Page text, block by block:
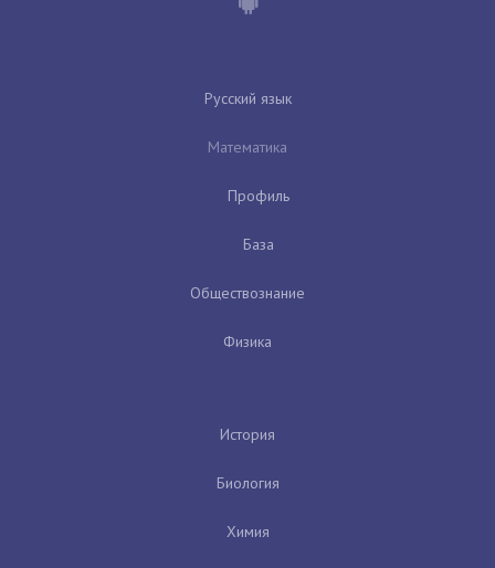
Русский язык
Математика
Профиль
База
Обществознание
Физика
История
Биология
Химия